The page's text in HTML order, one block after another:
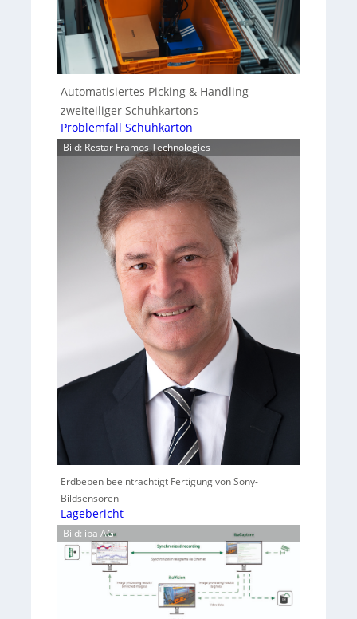
Automatisiertes Picking & Handling
zweiteiliger Schuhkartons
Problemfall Schuhkarton
Bild: Restar Framos Technologies
Erdbeben beeinträchtigt Fertigung von Sony-
Bildsensoren
Lagebericht
Bild: iba AG